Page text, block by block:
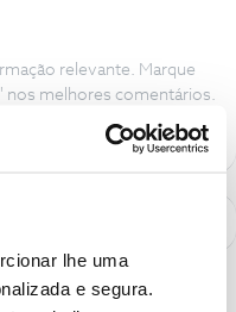
lhe uma
e segura.
relevante. Marque
nos melhores comentários.